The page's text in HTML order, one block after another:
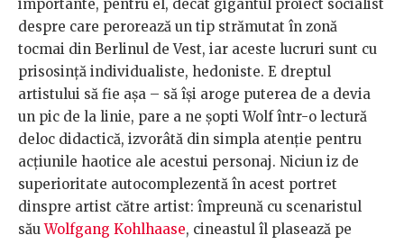
importante, pentru el, decât gigantul proiect socialist
despre care perorează un tip strămutat în zonă
tocmai din Berlinul de Vest, iar aceste lucruri sunt cu
prisosință individualiste, hedoniste. E dreptul
artistului să fie așa – să își aroge puterea de a devia
un pic de la linie, pare a ne șopti Wolf într-o lectură
deloc didactică, izvorâtă din simpla atenție pentru
acțiunile haotice ale acestui personaj. Niciun iz de
superioritate autocomplezentă în acest portret
dinspre artist către artist: împreună cu scenaristul
săuWolfgang Kohlhaase, cineastul îl plasează pe